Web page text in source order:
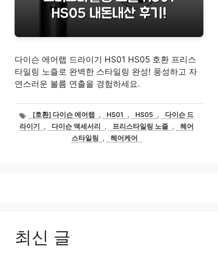
다이슨 에어랩 드라이기 HS01 HS05 호환 프리스
타일링 노즐로 완벽한 스타일링 완성! 풍성하고 자
연스러운 볼륨 연출을 경험하세요.
태
그
[호환] 다이슨 에어랩 , HS01 , HS05 ,
다이슨 드
라이기
, 다이슨 액세서리 , 프리스타일링 노즐 ,
헤어
스타일링
, 헤어케어
최신 글